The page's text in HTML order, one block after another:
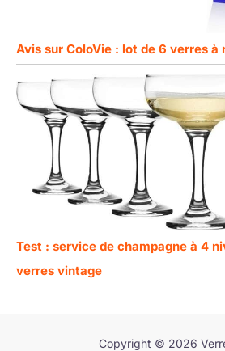
Avis sur ColoVie : lot de 6 verres
Test : service de champagne à 4
verres vintage
Copyright © 2026